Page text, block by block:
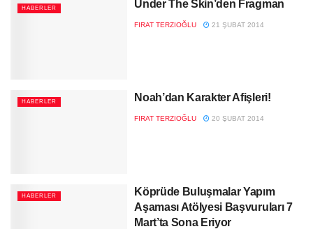
HABERLER Under The Skin’den Fragman
FIRAT TERZIOĞLU 21 ŞUBAT 2014
HABERLER Noah’dan Karakter Afişleri!
FIRAT TERZIOĞLU 20 ŞUBAT 2014
HABERLER
Köprüde Buluşmalar Yapım
Aşaması Atölyesi Başvuruları 7
Mart’ta Sona Eriyor